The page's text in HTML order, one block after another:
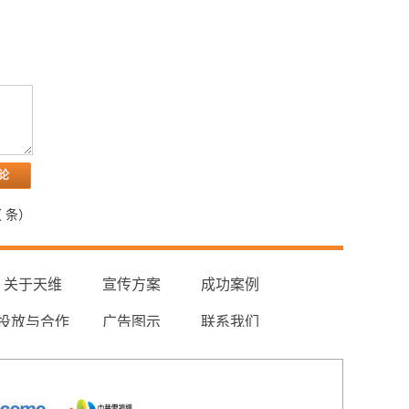
条）
关于天维 宣传方案 成功案例
放与合作 广告图示 联系我们